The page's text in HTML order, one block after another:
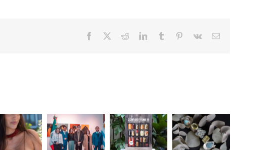
Facebook RedditLinkedInTumblr Pinterest
Vk Email